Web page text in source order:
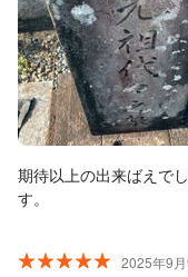
期待以上の出来ばえでした。 今後もなにかあったら依
す。
2025年9